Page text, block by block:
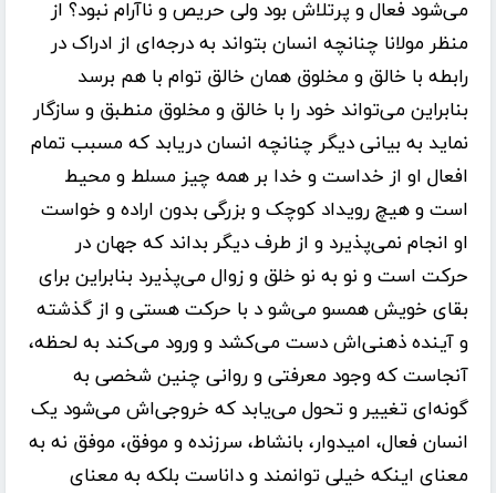
می‌شود فعال و پرتلاش بود ولی حریص و ناآرام نبود؟ از
منظر مولانا چنانچه انسان بتواند به درجه‌ای از ادراک در
رابطه با خالق و مخلوق همان خالق توام با هم برسد
بنابراین می‌تواند خود را با خالق و مخلوق منطبق و سازگار
نماید به بیانی دیگر چنانچه انسان دریابد که مسبب تمام
افعال او از خداست و خدا بر همه چیز مسلط و محیط
است و هیچ رویداد کوچک و بزرگی بدون اراده و خواست
او انجام نمی‌پذیرد و از طرف دیگر بداند که جهان در
حرکت است و نو به نو خلق و زوال می‌پذیرد بنابراین برای
بقای خویش همسو می‌شو د با حرکت هستی و از گذشته
و آینده ذهنی‌اش دست می‌کشد و ورود می‌کند به لحظه،
آنجاست که وجود معرفتی و روانی چنین شخصی به
گونه‌ای تغییر و تحول می‌یابد که خروجی‌اش می‌شود یک
انسان فعال، امیدوار، بانشاط، سرزنده و موفق، موفق نه به
معنای اینکه خیلی توانمند و داناست بلکه به معنای